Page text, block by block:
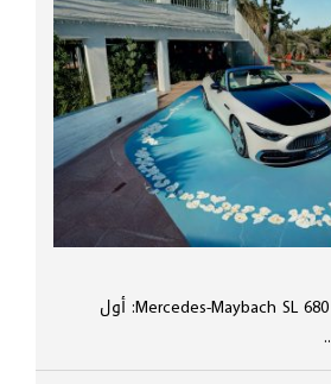
Mercedes-Maybach SL 680 Monogram Series: أول